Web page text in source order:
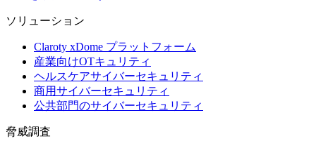
ソリューション
Claroty xDome プラットフォーム
産業向けOTキュリティ
ヘルスケアサイバーセキュリティ
商用サイバーセキュリティ
公共部門のサイバーセキュリティ
脅威調査